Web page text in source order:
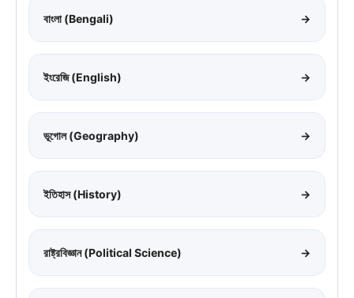
বাংলা (Bengali) →
ইংরেজি (English) →
ভূগোল (Geography) →
ইতিহাস (History) →
রাষ্ট্রবিজ্ঞান (Political Science) →